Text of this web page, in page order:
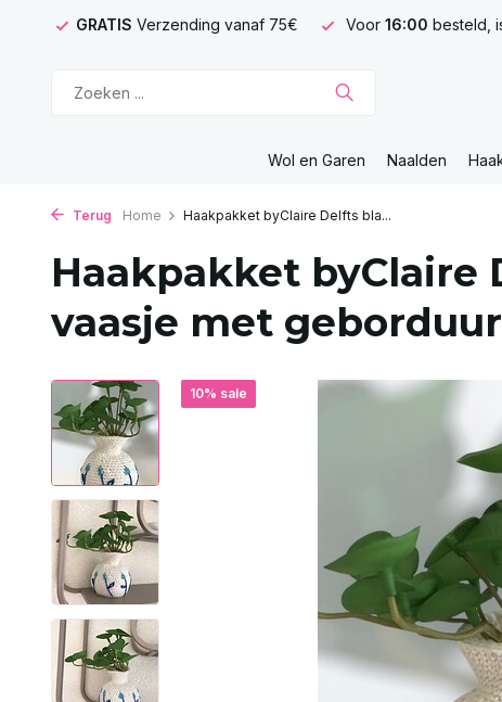
GRATIS Verzending vanaf 75€ Voor 16:00 besteld,
Wol en Garen Naalden
Terug Home Haakpakket byClaire Delfts bla...
Haakpakket byClaire
vaasje met
10% sale